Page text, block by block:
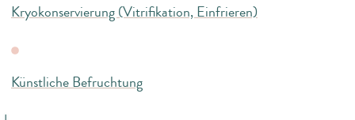
Kryokonservierung (Vitrifikation, Einfrieren)
Künstliche Befruchtung